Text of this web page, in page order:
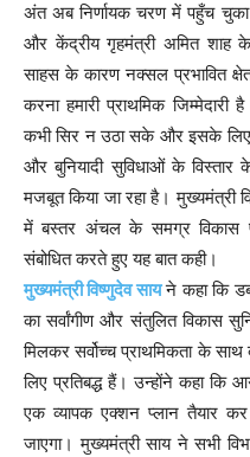
अंत अब निर्णायक चरण में पहुँच चुका
और केंद्रीय गृहमंत्री अमित शाह
साहस के कारण नक्सल प्रभावित
करना हमारी प्राथमिक जिम्मेदारी
कभी सिर न उठा सके और इसके लिए
और बुनियादी सुविधाओं के
मजबूत किया जा रहा है। मुख्यमंत्री
में बस्तर अंचल के समग्र विकास
संबोधित करते हुए यह बात कही।
मुख्यमंत्री विष्णुदेव सायने कहा कि
का सर्वांगीण और संतुलित विकास
मिलकर सर्वोच्च प्राथमिकता के
लिए प्रतिबद्ध हैं। उन्होंने कहा कि
एक व्यापक एक्शन प्लान तैयार
जाएगा। मुख्यमंत्री साय ने सभी